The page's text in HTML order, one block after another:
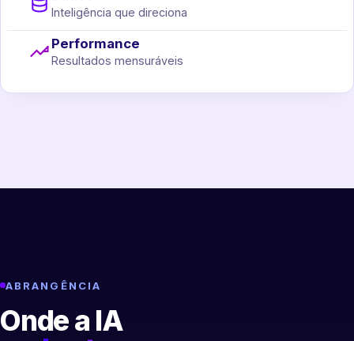
Inteligência que direciona
Performance
Resultados mensuráveis
ABRANGÊNCIA
Onde a IA